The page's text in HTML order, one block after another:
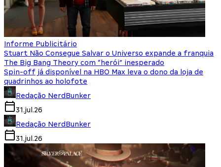
Informe Publicitário
Stuart Não Consegue Salvar o Universo expande a franquia
The Big Bang Theory com “herói” inesperado
Spin-off já disponível na HBO Max leva o dono da loja de
quadrinhos ao holofote
Redação NerdBunker
31.jul.26
Redação NerdBunker
31.jul.26